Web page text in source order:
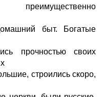
преимущественно
быт. Богатые
прочностью своих
строились скоро,